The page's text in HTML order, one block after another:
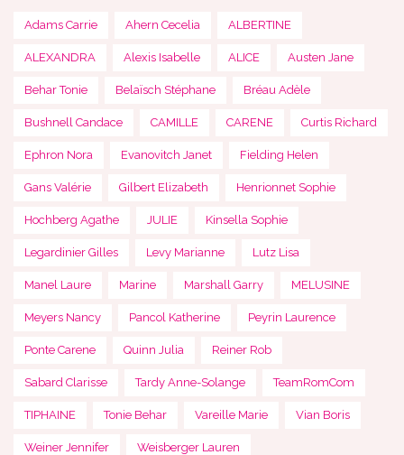
Adams Carrie Ahern Cecelia ALBERTINE
ALEXANDRA Alexis Isabelle ALICE Austen Jane
Behar Tonie Belaïsch Stéphane Bréau Adèle
Bushnell Candace CAMILLE CARENE Curtis Richard
Ephron Nora Evanovitch Janet Fielding Helen
Gans Valérie Gilbert Elizabeth Henrionnet Sophie
Hochberg Agathe JULIE Kinsella Sophie
Legardinier Gilles Levy Marianne Lutz Lisa
Manel Laure Marine Marshall Garry MELUSINE
Meyers Nancy Pancol Katherine Peyrin Laurence
Ponte Carene Quinn Julia Reiner Rob
Sabard Clarisse Tardy Anne-Solange TeamRomCom
TIPHAINE Tonie Behar Vareille Marie Vian Boris
Weiner Jennifer Weisberger Lauren